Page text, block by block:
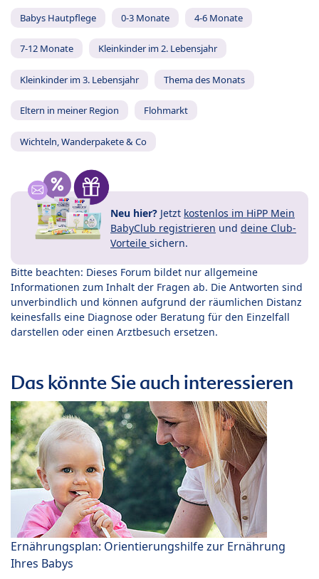
Babys Hautpflege 0-3 Monate 4-6 Monate
7-12 Monate Kleinkinder im 2. Lebensjahr
Kleinkinder im 3. Lebensjahr Thema des Monats
Eltern in meiner Region Flohmarkt
Wichteln, Wanderpakete & Co
Neu hier? Jetzt kostenlos im HiPP Mein
BabyClub registrieren und deine Club-
Vorteile sichern.
Bitte beachten: Dieses Forum bildet nur allgemeine
Informationen zum Inhalt der Fragen ab. Die Antworten sind
unverbindlich und können aufgrund der räumlichen Distanz
keinesfalls eine Diagnose oder Beratung für den Einzelfall
darstellen oder einen Arztbesuch ersetzen.
Das könnte Sie auch interessieren
Ernährungsplan: Orientierungshilfe zur Ernährung
Ihres Babys